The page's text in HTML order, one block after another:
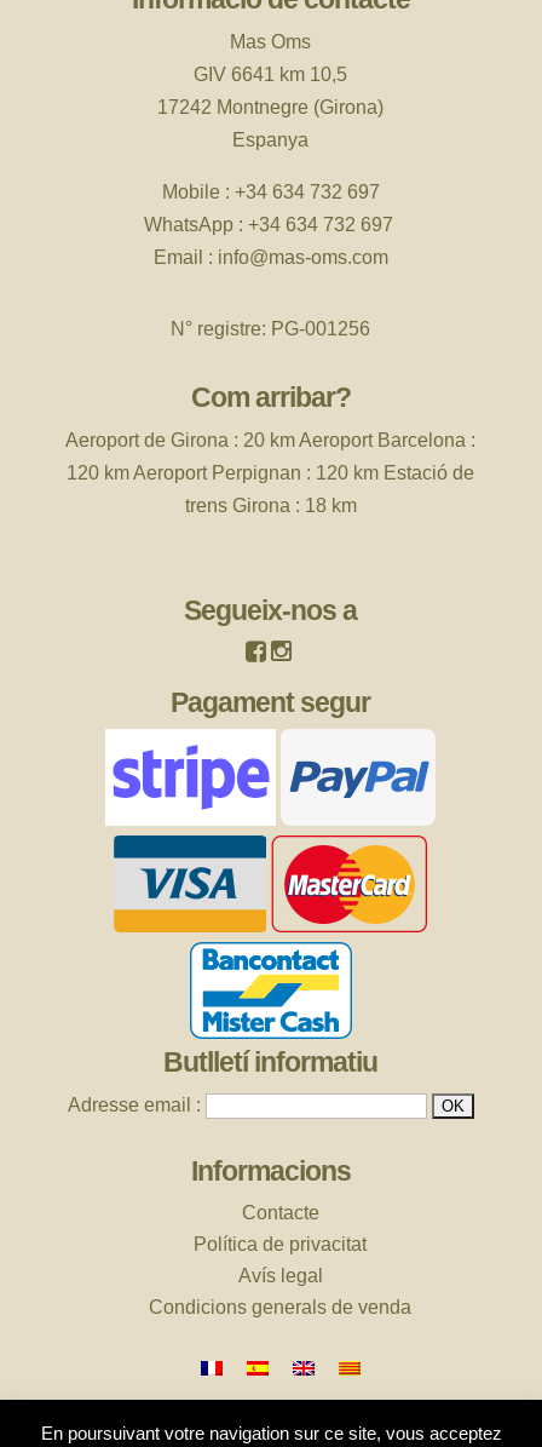
Mas Oms
GIV 6641 km 10,5
17242 Montnegre (Girona)
Espanya
Mobile : +34 634 732 697
WhatsApp : +34 634 732 697
Email : info@mas-oms.com
N° registre: PG-001256
Com arribar?
Aeroport de Girona : 20 km Aeroport Barcelona :
120 km Aeroport Perpignan : 120 km Estació de
trens Girona : 18 km
Segueix-nos a
Pagament segur
Butlletí informatiu
Adresse email :
Informacions
Contacte
Política de privacitat
Avís legal
Condicions generals de venda
En poursuivant votre navigation sur ce site, vous acceptez